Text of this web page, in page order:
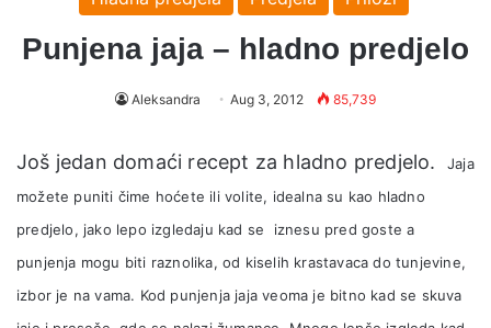
Punjena jaja – hladno predjelo
Aleksandra Aug 3, 2012 85,739
Još jedan domaći recept za hladno predjelo.
Jaja
možete puniti čime hoćete ili volite, idealna su kao hladno
predjelo, jako lepo izgledaju kad se iznesu pred goste a
punjenja mogu biti raznolika, od kiselih krastavaca do tunjevine,
izbor je na vama. Kod punjenja jaja veoma je bitno kad se skuva